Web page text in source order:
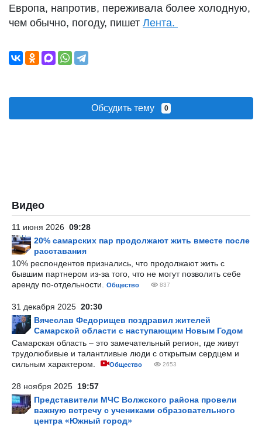
Европа, напротив, переживала более холодную,
чем обычно, погоду, пишет Лента.
Обсудить тему 0
Видео
11 июня 2026 09:28
20% самарских пар продолжают жить вместе после
расставания
10% респондентов признались, что продолжают жить с
бывшим партнером из-за того, что не могут позволить себе
аренду по-отдельности.
Общество 837
31 декабря 2025 20:30
Вячеслав Федорищев поздравил жителей
Самарской области с наступающим Новым Годом
Самарская область – это замечательный регион, где живут
трудолюбивые и талантливые люди с открытым сердцем и
сильным характером.
Общество 2653
28 ноября 2025 19:57
Представители МЧС Волжского района провели
важную встречу с учениками образовательного
центра «Южный город»